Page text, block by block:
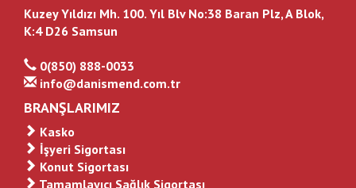
Kuzey Yıldızı Mh. 100. Yıl Blv No:38 Baran Plz, A Blok,
K:4 D26 Samsun
0(850) 888-0033
info@danismend.com.tr
BRANŞLARIMIZ
Kasko
İşyeri Sigortası
Konut Sigortası
Tamamlayıcı Sağlık Sigortası